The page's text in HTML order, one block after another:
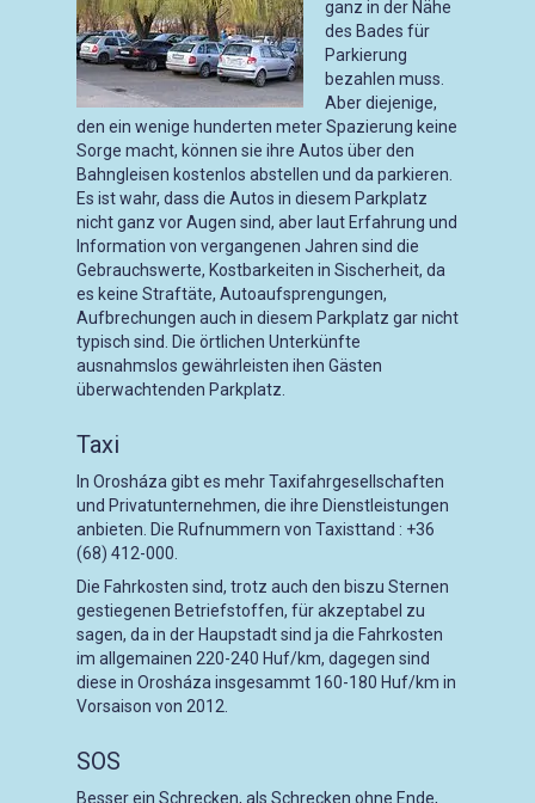
ganz in der Nähe
des Bades für
Parkierung
bezahlen muss.
Aber diejenige,
den ein wenige hunderten meter Spazierung keine
Sorge macht, können sie ihre Autos über den
Bahngleisen kostenlos abstellen und da parkieren.
Es ist wahr, dass die Autos in diesem Parkplatz
nicht ganz vor Augen sind, aber laut Erfahrung und
Information von vergangenen Jahren sind die
Gebrauchswerte, Kostbarkeiten in Sischerheit, da
es keine Straftäte, Autoaufsprengungen,
Aufbrechungen auch in diesem Parkplatz gar nicht
typisch sind. Die örtlichen Unterkünfte
ausnahmslos gewährleisten ihen Gästen
überwachtenden Parkplatz.
Taxi
In Orosháza gibt es mehr Taxifahrgesellschaften
und Privatunternehmen, die ihre Dienstleistungen
anbieten. Die Rufnummern von Taxisttand : +36
(68) 412-000.
Die Fahrkosten sind, trotz auch den biszu Sternen
gestiegenen Betriefstoffen, für akzeptabel zu
sagen, da in der Haupstadt sind ja die Fahrkosten
im allgemainen 220-240 Huf/km, dagegen sind
diese in Orosháza insgesammt 160-180 Huf/km in
Vorsaison von 2012.
SOS
Besser ein Schrecken, als Schrecken ohne Ende,